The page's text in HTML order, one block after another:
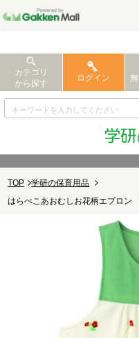
カテゴリ
から探す
ログイン
TOP
学研の保育用品
はらぺこあおむしお花柄エプロ